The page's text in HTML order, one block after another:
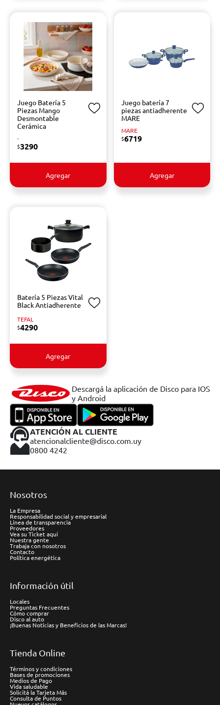
Juego Batería 5
Piezas Mango
Desmontable
Cerámica
-
$3290
Agregar
Juego batería 7
piezas antiadherente
MARE
MARE
$6719
Agregar
Batería 5 Piezas Vital
Black Antiadherente
TEFAL
$4290
Agregar
Descargá la aplicación de Disco para IOS
y Android
ATENCIÓN AL CLIENTE
atencionalcliente@disco.com.uy
0800 4242
Nosotros
La Empresa
Responsabilidad social y empresarial
Línea de transparencia
Proveedores
Vea su Ticket aquí
Nuestra gente
Trabaja con nosotros
Contacto
Política energética
Información útil
Locales
Preguntas Frecuentes
Cómo comprar
Disco al auto
¡Buenas Noticias y Beneficios de las Marcas!
Tienda Online
Términos y condiciones
Bases de promociones
Medios de Pago
Vida saludable
Solicitá la Tarjeta Más
Consulta de Puntos